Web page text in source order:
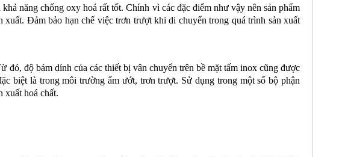
năng chống oxy hoá rất tốt. Chính vì các đặc điểm như vậy nên sản phẩm
Đảm bảo hạn chế việc trơn trượt khi di chuyển trong quá trình sản xuất
đó, độ bám dính của các thiết bị vân chuyển trên bề mặt tấm inox cũng được
biệt là trong môi trường ẩm ướt, trơn trượt. Sử dụng trong một số bộ phận
xuất hoá chất.